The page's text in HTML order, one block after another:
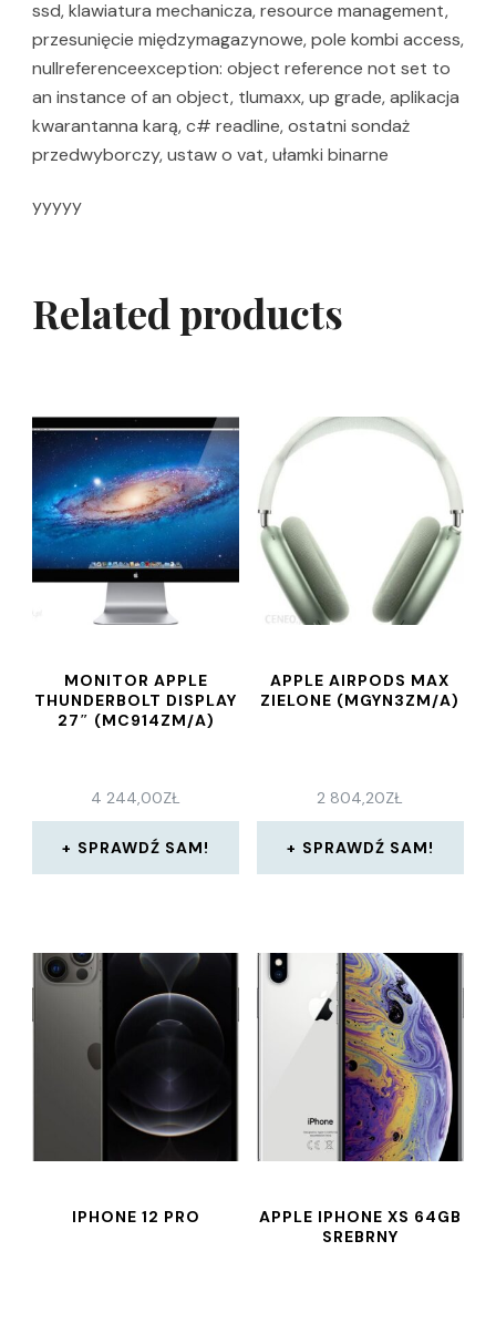
ssd, klawiatura mechanicza, resource management,
przesunięcie międzymagazynowe, pole kombi access,
nullreferenceexception: object reference not set to
an instance of an object, tlumaxx, up grade, aplikacja
kwarantanna karą, c# readline, ostatni sondaż
przedwyborczy, ustaw o vat, ułamki binarne
yyyyy
Related products
MONITOR APPLE
THUNDERBOLT DISPLAY
27″ (MC914ZM/A)
4 244,00ZŁ
SPRAWDŹ SAM!
APPLE AIRPODS MAX
ZIELONE (MGYN3ZM/A)
2 804,20ZŁ
SPRAWDŹ SAM!
IPHONE 12 PRO
APPLE IPHONE XS 64GB
SREBRNY